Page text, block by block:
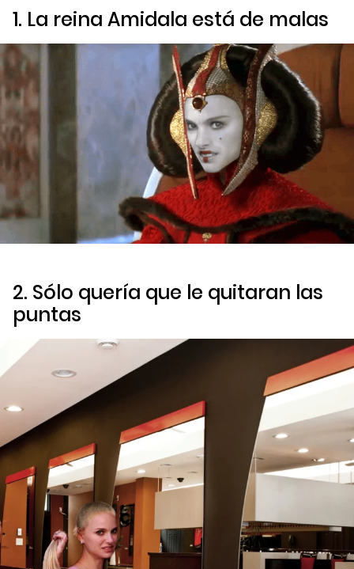
1. La reina Amidala está de malas
2. Sólo quería que le quitaran las
puntas